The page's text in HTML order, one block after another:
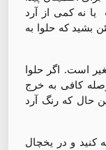
نه کمی از آرد
بشید که حلوا به
است. اگر حلوا
کافی به خرج
حال که رنگ آرد
کنید و در یخچال